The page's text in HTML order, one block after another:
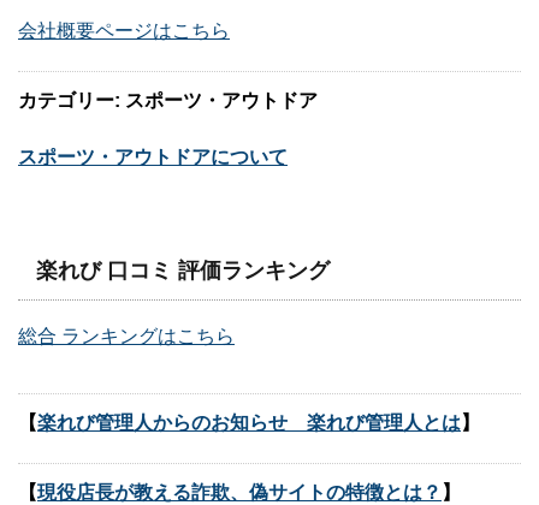
会社概要ページはこちら
カテゴリー: スポーツ・アウトドア
スポーツ・アウトドアについて
楽れび 口コミ 評価ランキング
総合 ランキングはこちら
【楽れび管理人からのお知らせ 楽れび管理人とは 】
【現役店長が教える詐欺、偽サイトの特徴とは？ 】